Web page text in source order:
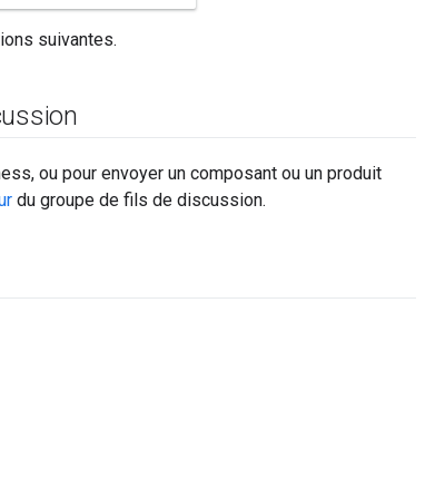
suivantes.
ou pour envoyer un composant ou un produit
du groupe de fils de discussion.